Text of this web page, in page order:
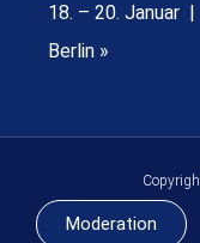
18. – 20. Januar |
Berlin »
Moderation